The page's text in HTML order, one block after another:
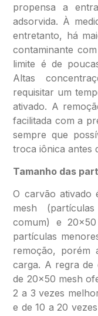
propensa a
adsorvida. À
entretanto, há
contaminante
limite é de
Altas
requisitar um
ativado. A
facilitada com a
sempre que
troca iônica antes
Tamanho das
O carvão ativado
mesh
comum) e
partículas
remoção, porém
carga. A regra de
de 20×50 mesh
2 a 3 vezes
e de 10 a 20